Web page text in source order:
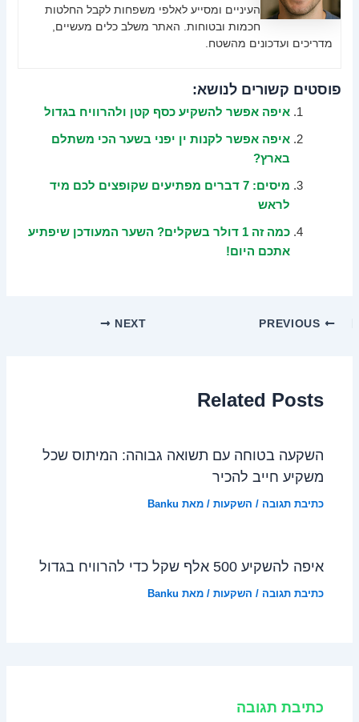
העיניים ומסייע לאלפי משפחות לקבל החלטות
חכמות ובטוחות. האתר משלב כלים מעשיים,
מדריכים ועדכונים מהשטח.
פוסטים קשורים לנושא:
איפה אפשר להשקיע כסף קטן ולהרוויח בגדול
איפה אפשר לקנות ין יפני בשער הכי משתלם
בארץ?
מיסים: 7 דברים מפתיעים שקופצים לכם מיד
לראש
כמה זה 1 דולר בשקלים? השער המעודכן שיפתיע
אתכם היום!
NEXT
Related Posts
השקעה בטוחה עם תשואה גבוהה: המיתוס שכל
משקיע חייב להכיר
כתיבת תגובה / השקעות / מאת Banku
איפה להשקיע 500 אלף שקל כדי להרוויח בגדול
כתיבת תגובה / השקעות / מאת Banku
כתיבת תגובה